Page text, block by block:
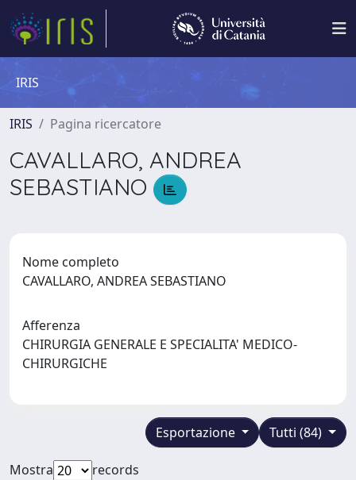
IRIS
IRIS Pagina ricercatore
CAVALLARO, ANDREA
SEBASTIANO
Nome completo
CAVALLARO, ANDREA SEBASTIANO
Afferenza
CHIRURGIA GENERALE E SPECIALITA' MEDICO-
CHIRURGICHE
Tutti (84)
Esportazione
Mostra
records